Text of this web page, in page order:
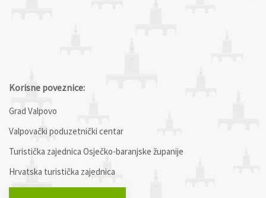
Korisne poveznice:
Grad Valpovo
Valpovački poduzetnički centar
Turistička zajednica Osječko-baranjske županije
Hrvatska turistička zajednica